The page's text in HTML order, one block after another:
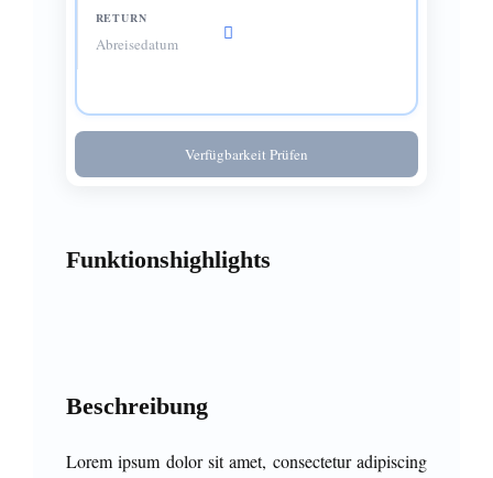
Verfügbarkeit Prüfen
Funktionshighlights
Beschreibung
Lorem ipsum dolor sit amet, consectetur adipiscing